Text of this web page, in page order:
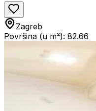
Zagreb
Površina (u m²): 82.66